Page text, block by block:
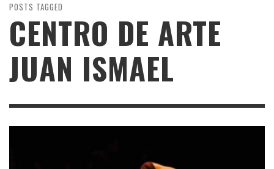
POSTS TAGGED
CENTRO DE ARTE
JUAN ISMAEL